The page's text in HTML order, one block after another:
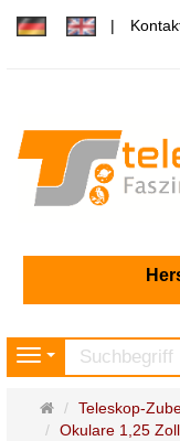
Navigation
Startseite
Teleskop-
Okulare 1,25